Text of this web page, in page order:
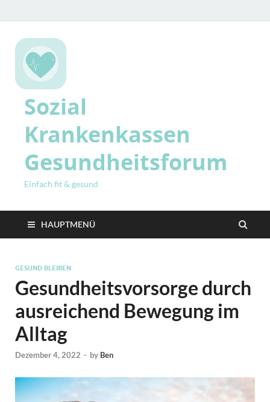
Sozial
Krankenkassen
Gesundheitsforum
Einfach fit & gesund
HAUPTMENÜ
GESUND BLEIBEN
Gesundheitsvorsorge durch
ausreichend Bewegung im
Alltag
Dezember 4, 2022 - by Ben